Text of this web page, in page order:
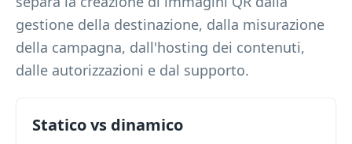
gestione della destinazione, dalla misurazione
della campagna, dall'hosting dei contenuti,
dalle autorizzazioni e dal supporto.
Statico vs dinamico